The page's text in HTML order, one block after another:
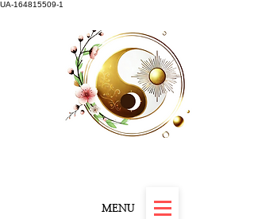
UA-164815509-1
MENU